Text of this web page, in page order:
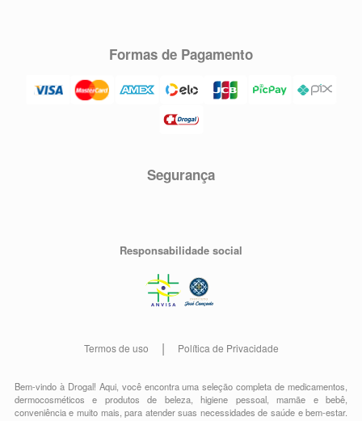
Formas de Pagamento
Segurança
Responsabilidade social
Termos de uso Política de Privacidade
Bem-vindo à Drogal! Aqui, você encontra uma seleção completa demedicamentos
dermocosméticos e produtos de beleza,higiene pessoal,mamãe e bebê
conveniênciae muito mais, para atender suas necessidades de saúde e bem-estar.